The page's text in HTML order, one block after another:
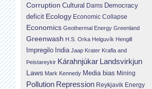
Corruption Cultural Dams Democracy
deficit Ecology Economic Collapse
Economics Geothermal Energy Greenland
Greenwash H.S. Orka Helguvík Hengill
Impregilo India Jaap Krater Krafla and
Þeistareykir Kárahnjúkar Landsvirkjun
Laws Mark Kennedy Media bias Mining
Pollution Repression Reykjavik Energy